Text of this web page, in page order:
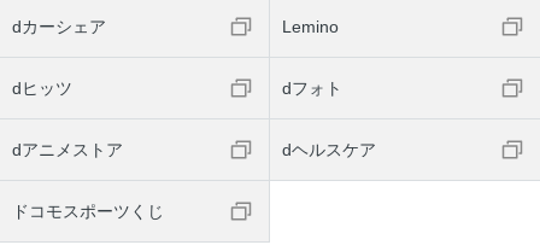
dカーシェア Lemino
dヒッツ dフォト
dアニメストア dヘルスケア
ドコモスポーツくじ